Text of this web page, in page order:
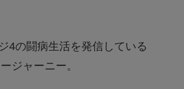
4の闘病生活を発信している
ジャーニー。